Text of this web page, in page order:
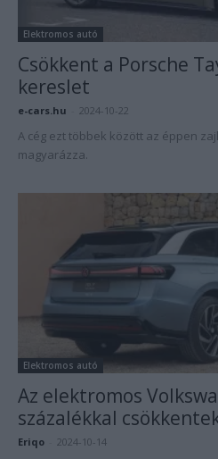
Elektromos autó
Csökkent a Porsche
kereslet
e-cars.hu 2024-10-22
A cég ezt többek között az éppen
magyarázza.
Elektromos autó
Az elektromos
százalékkal
Eriqo 2024-10-14